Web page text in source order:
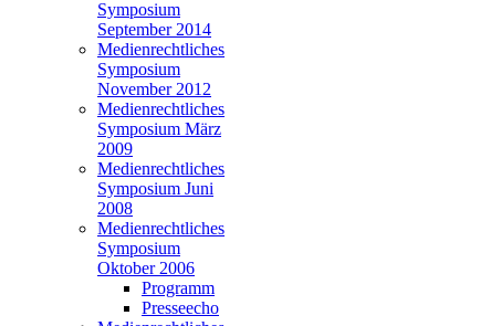
Symposium
September 2014
Medienrechtliches
Symposium
November 2012
Medienrechtliches
Symposium März
2009
Medienrechtliches
Symposium Juni
2008
Medienrechtliches
Symposium
Oktober 2006
Programm
Presseecho